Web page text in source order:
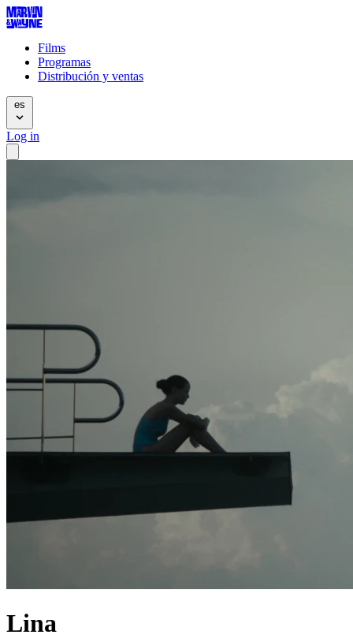
Films
Programas
Distribución y ventas
es
Log in
Lina